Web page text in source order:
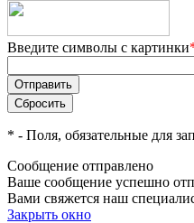
Введите символы с картинки
* - Поля, обязательные для
Сообщение отправлено
Ваше сообщение успешно
Вами свяжется наш
Закрыть окно